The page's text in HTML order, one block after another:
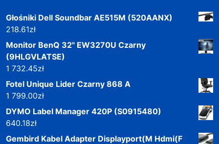
Głośniki Dell Soundbar AE515M (520AANX)
218.61zł
Monitor BenQ 32" EW3270U Czarny
(9HLGVLATSE)
1 732.45zł
Fotel Unique Lider Czarny 868 A
1 799.00zł
DYMO Label Manager 420P (S0915480)
640.18zł
Gembird Kabel Adapter Displayport(M Hdmi(F